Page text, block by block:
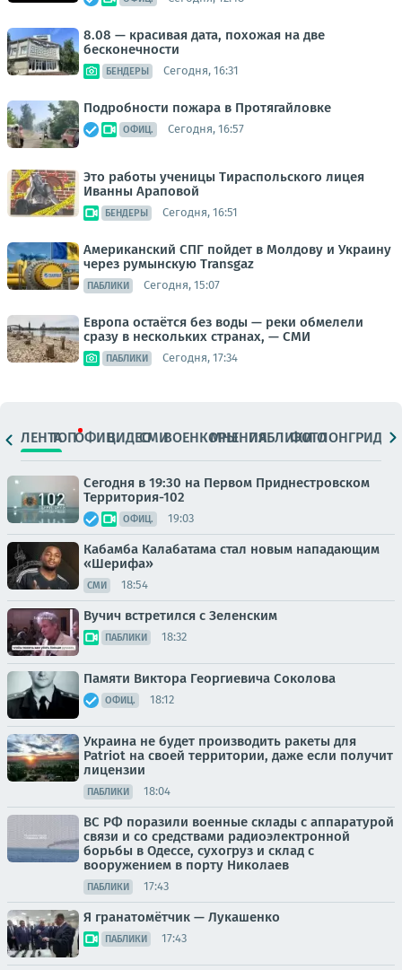
8.08 — красивая дата, похожая на две
бесконечности
БЕНДЕРЫ Сегодня, 16:31
Подробности пожара в Протягайловке
ОФИЦ. Сегодня, 16:57
Это работы ученицы Тираспольского лицея
Иванны Араповой
БЕНДЕРЫ Сегодня, 16:51
Американский СПГ пойдет в Молдову и Украину
через румынскую Transgaz
ПАБЛИКИ Сегодня, 15:07
Европа остаётся без воды — реки обмелели
сразу в нескольких странах, — СМИ
ПАБЛИКИ Сегодня, 17:34
ЛЕНТАТОПОФИЦ.ВИДЕОСМИВОЕНКОРЫМНЕНИЯПАБЛИКИ
ФОТОЛОНГРИДЫ
Сегодня в 19:30 на Первом Приднестровском
Территория-102
ОФИЦ. 19:03
Кабамба Калабатама стал новым нападающим
«Шерифа»
СМИ 18:54
Вучич встретился с Зеленским
ПАБЛИКИ 18:32
Памяти Виктора Георгиевича Соколова
ОФИЦ. 18:12
Украина не будет производить ракеты для
Patriot на своей территории, даже если получит
лицензии
ПАБЛИКИ 18:04
ВС РФ поразили военные склады с аппаратурой
связи и со средствами радиоэлектронной
борьбы в Одессе, сухогруз и склад с
вооружением в порту Николаев
ПАБЛИКИ 17:43
Я гранатомётчик — Лукашенко
ПАБЛИКИ 17:43